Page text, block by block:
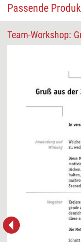
Passende
Team-Workshop: